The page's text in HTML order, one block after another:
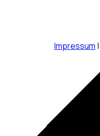
Impressum |